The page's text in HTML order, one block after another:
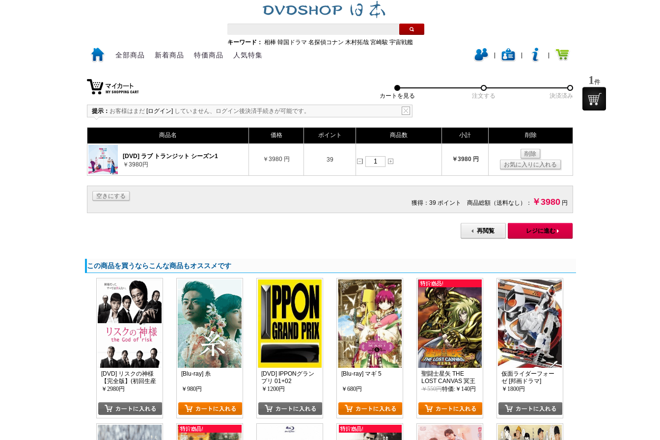
キーワード： 相棒 韓国ドラマ 名探偵コナン 木村拓哉 宮崎駿 宇宙戦艦
全部商品 新着商品 特価商品 人気特集
カートを見る 注文する 決済済み
提示： お客様はまだ [ログイン] していません、ログイン後決済手続きが可能です。
商品名 価格 ポイント 商品数 小計 削除
[DVD] ラブ トランジット シーズン1
￥3980円
￥3980 円 39 ￥3980 円
削除
お気に入りに入れる
空きにする
獲得：39 ポイント 商品総額（送料なし）：
￥3980 円
再閲覧 レジに進む
この商品を買うならこんな商品もオススメです
[DVD] リスクの神様
【完全版】(初回生産
限定版)
￥2980円
[Blu-ray] 糸
￥980円
[DVD] IPPONグラン
プリ 01+02
￥1200円
[Blu-ray] マギ 5
￥680円
聖闘士星矢 THE
LOST CANVAS 冥王
神話 VOL.2
￥550円特価:￥140円
仮面ライダーフォー
ゼ [邦画ドラマ]
￥1800円
1 件
1